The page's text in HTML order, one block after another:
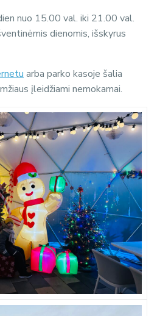
nuo 15.00 val. iki 21.00 val.
dienomis, išskyrus
arba parko kasoje šalia
įleidžiami nemokamai.